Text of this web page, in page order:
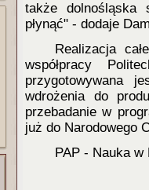
także dolnośląska
płynąć" - dodaje
Realizacja
współpracy
przygotowywana
wdrożenia do
przebadanie w
już do Narodowego
PAP - Nauka w